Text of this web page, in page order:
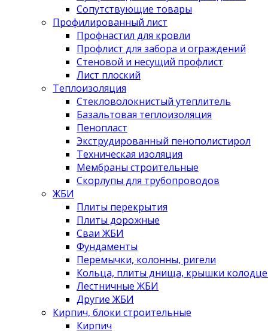
Сопутствующие товары
Профилированный лист
Профнастил для кровли
Профлист для забора и ограждений
Стеновой и несущий профлист
Лист плоский
Теплоизоляция
Стекловолокнистый утеплитель
Базальтовая теплоизоляция
Пенопласт
Экструдированный пенополистирол
Техническая изоляция
Мембраны строительные
Скорлупы для трубопроводов
ЖБИ
Плиты перекрытия
Плиты дорожные
Сваи ЖБИ
Фундаменты
Перемычки, колонны, ригели
Кольца, плиты днища, крышки
Лестничные ЖБИ
Другие ЖБИ
Кирпич, блоки строительные
Кирпич